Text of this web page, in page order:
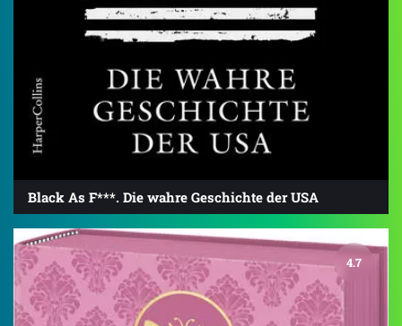
Black As F***. Die wahre Geschichte der USA
4.7